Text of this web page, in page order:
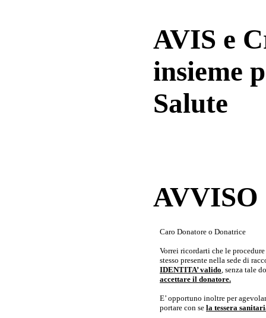
AVIS e
insieme
Salute
Caro Donatore o Donatrice
Vorrei ricordarti che le
stesso presente nella sede di
IDENTITA’ valido, senza tale
accettare il donatore.
E’ opportuno inoltre per
portare con se la tessera